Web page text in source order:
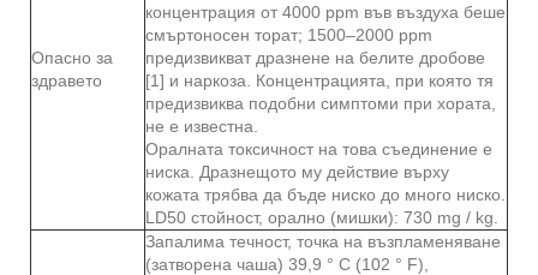
Опасно за
здравето
концентрация от 4000 ppm във въздуха беше
смъртоносен торат; 1500–2000 ppm
предизвикват дразнене на белите дробове
[1] и наркоза. Концентрацията, при която тя
предизвиква подобни симптоми при хората,
не е известна.
Оралната токсичност на това съединение е
ниска. Дразнещото му действие върху
кожата трябва да бъде ниско до много ниско.
LD50 стойност, орално (мишки): 730 mg / kg.
Запалима течност, точка на възпламеняване
(затворена чаша) 39,9 ° C (102 ° F),